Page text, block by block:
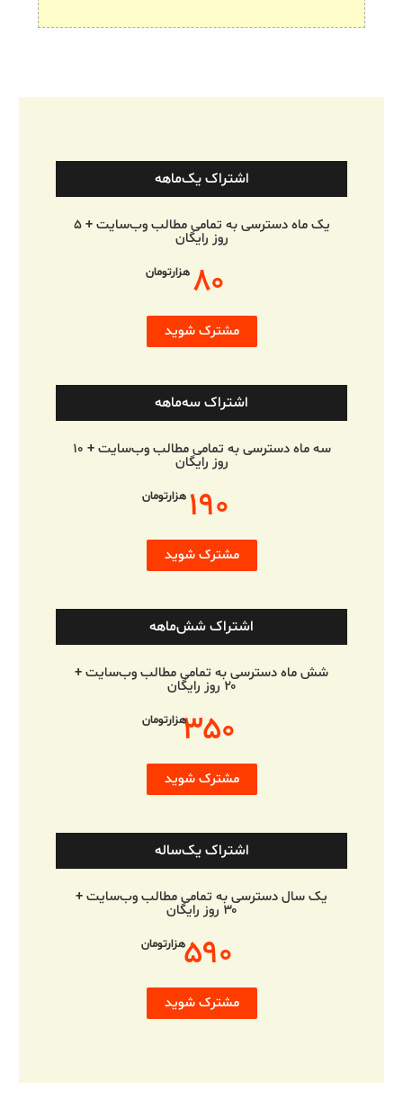
اشتراک یک‌ماهه
یک ماه دسترسی به تمامی مطالب وب‌سایت + ۵
روز رایگان
۸۰ هزارتومان
مشترک شوید
اشتراک سه‌ماهه
سه ماه دسترسی به تمامی مطالب وب‌سایت + ۱۰
روز رایگان
۱۹۰ هزارتومان
مشترک شوید
اشتراک شش‌ماهه
شش ماه دسترسی به تمامی مطالب وب‌سایت +
۲۰ روز رایگان
۳۵۰هزارتومان
مشترک شوید
اشتراک یک‌ساله
یک سال دسترسی به تمامی مطالب وب‌سایت +
۳۰ روز رایگان
۵۹۰هزارتومان
مشترک شوید